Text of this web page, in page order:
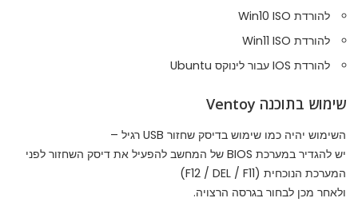
להורדת Win10 ISO
להורדת Win11 ISO
להורדת IOS עבור לינוקס Ubuntu
שימוש בתוכנה Ventoy
השימוש יהיה כמו שימוש בדיסק שחזור USB רגיל –
יש להגדיר במערכת BIOS של המחשב להפעיל את דיסק השחזור לפני
המערכת הנוכחית (F12 / DEL / F11)
ולאחר מכן לבחור בגרסה הרצויה.